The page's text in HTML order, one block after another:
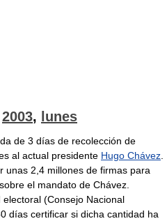
2003, lunes
de 3 días de recolección de
al actual presidente Hugo Chávez.
unas 2,4 millones de firmas para
sobre el mandato de Chávez.
(Consejo Nacional
días certificar si dicha cantidad ha